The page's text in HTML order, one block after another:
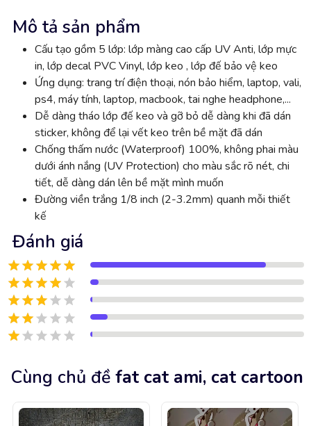
Mô tả sản phẩm
Cấu tạo gồm 5 lớp: lớp màng cao cấp UV Anti, lớp mực
in, lớp decal PVC Vinyl, lớp keo , lớp đế bảo vệ keo
Ứng dụng: trang trí điện thoại, nón bảo hiểm, laptop, vali,
ps4, máy tính, laptop, macbook, tai nghe headphone,...
Dễ dàng tháo lớp đế keo và gỡ bỏ dễ dàng khi đã dán
sticker, không để lại vết keo trên bề mặt đã dán
Chống thấm nước (Waterproof) 100%, không phai màu
dưới ánh nắng (UV Protection) cho màu sắc rõ nét, chi
tiết, dễ dàng dán lên bề mặt mình muốn
Đường viền trắng 1/8 inch (2-3.2mm) quanh mỗi thiết
kế
Đánh giá
Cùng chủ đề fat cat ami, cat cartoon